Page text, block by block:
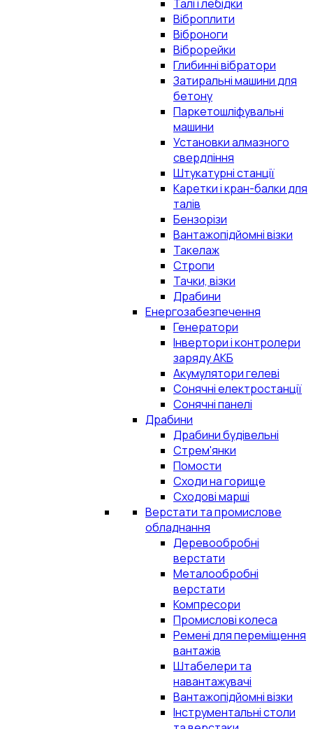
Талі і лебідки
Віброплити
Віброноги
Віброрейки
Глибинні вібратори
Затиральні машини для
бетону
Паркетошліфувальні
машини
Установки алмазного
свердління
Штукатурні станції
Каретки і кран-балки для
талів
Бензорізи
Вантажопідйомні візки
Такелаж
Стропи
Тачки, візки
Драбини
Енергозабезпечення
Генератори
Інвертори і контролери
заряду АКБ
Акумулятори гелеві
Сонячні електростанції
Сонячні панелі
Драбини
Драбини будівельні
Стрем'янки
Помости
Сходи на горище
Сходові марші
Верстати та промислове
обладнання
Деревообробні
верстати
Металообробні
верстати
Компресори
Промислові колеса
Ремені для переміщення
вантажів
Штабелери та
навантажувачі
Вантажопідйомні візки
Інструментальні столи